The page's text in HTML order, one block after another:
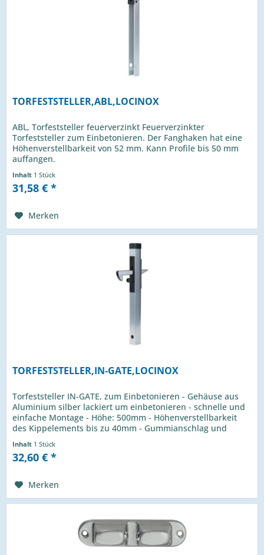
TORFESTSTELLER,ABL,LOCINOX
ABL, Torfeststeller feuerverzinkt Feuerverzinkter
Torfeststeller zum Einbetonieren. Der Fanghaken hat eine
Höhenverstellbarkeit von 52 mm. Kann Profile bis 50 mm
auffangen.
Inhalt 1 Stück
31,58 € *
Merken
TORFESTSTELLER,IN-GATE,LOCINOX
Torfeststeller IN-GATE, zum Einbetonieren - Gehäuse aus
Aluminium silber lackiert um einbetonieren - schnelle und
einfache Montage - Höhe: 500mm - Höhenverstellbarkeit
des Kippelements bis zu 40mm - Gummianschlag und
Inhalt 1 Stück
32,60 € *
Merken